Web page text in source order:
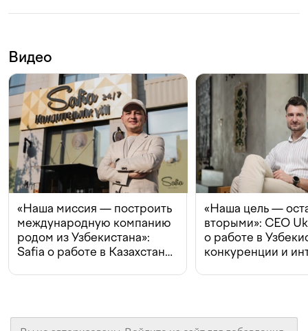
Видео
«Наша миссия — построить
международную компанию
родом из Узбекистана»:
Safia о работе в Казахстане,
«Наша цель —
вторыми»: CEO
о работе в
конкуренции и